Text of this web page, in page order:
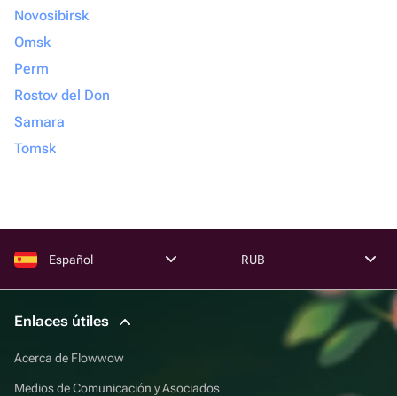
Novosibirsk
Omsk
Perm
Rostov del Don
Samara
Tomsk
Español RUB
Enlaces útiles
Acerca de Flowwow
Medios de Comunicación y Asociados